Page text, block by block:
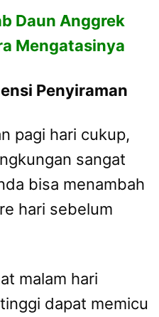
Daun Anggrek
Mengatasinya
Penyiraman
pagi hari cukup,
sangat
bisa menambah
hari sebelum
malam hari
dapat memicu